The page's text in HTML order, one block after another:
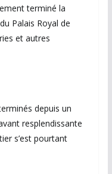
terminé la
Palais Royal de
et autres
depuis un
resplendissante
s’est pourtant